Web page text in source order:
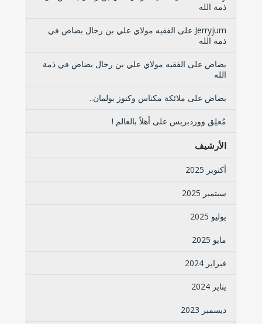
ذمة الله
Jerryjum على الفقيه مولاي علي بن رحال بضاض في
ذمة الله
بضاض على الفقيه مولاي علي بن رحال بضاض في ذمة
الله
بضاض على ملائكة مكناس وكنوز بولمان..
مُعلِق ووردبريس على أهلاً بالعالم !
الأرشيف
أكتوبر 2025
سبتمبر 2025
يوليو 2025
مايو 2025
فبراير 2024
يناير 2024
ديسمبر 2023